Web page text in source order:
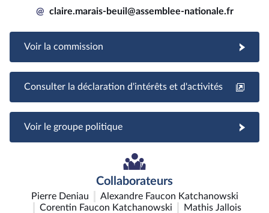
@ claire.marais-beuil@assemblee-nationale.fr
Voir la commission
Consulter la déclaration d'intérêts et d'activités
Voir le groupe politique
Collaborateurs
Pierre Deniau
Alexandre Faucon Katchanowski
Corentin Faucon Katchanowski
Mathis Jallois